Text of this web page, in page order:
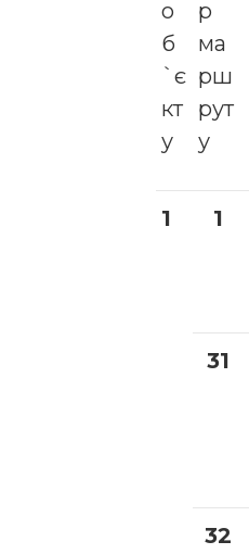
о
б
`є
кт
у
р
ма
рш
рут
у
1 1
31
32